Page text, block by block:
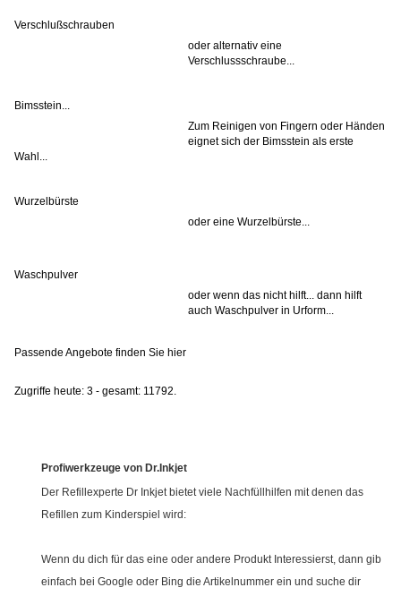
Verschlußschrauben
oder alternativ eine
Verschlussschraube...
Bimsstein...
Zum Reinigen von Fingern oder Händen
eignet sich der Bimsstein als erste
Wahl...
Wurzelbürste
oder eine Wurzelbürste...
Waschpulver
oder wenn das nicht hilft... dann hilft
auch Waschpulver in Urform...
Passende Angebote finden Sie hier
Zugriffe heute: 3 - gesamt: 11792.
Profiwerkzeuge von Dr.Inkjet
Der Refillexperte Dr Inkjet bietet viele Nachfüllhilfen mit denen das
Refillen zum Kinderspiel wird:
Wenn du dich für das eine oder andere Produkt Interessierst, dann gib
einfach bei Google oder Bing die Artikelnummer ein und suche dir